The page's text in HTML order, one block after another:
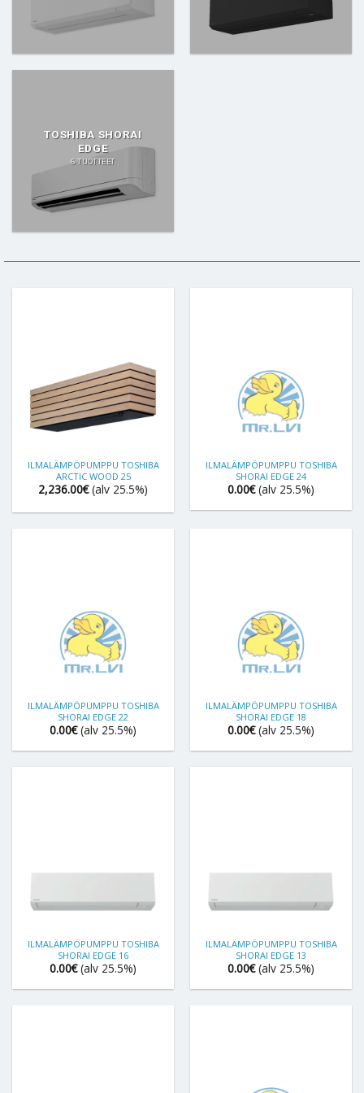
TOSHIBA SHORAI
EDGE
6 TUOTTEET
ILMALÄMPÖPUMPPU TOSHIBA
ARCTIC WOOD 25
2,236.00€ (alv 25.5%)
ILMALÄMPÖPUMPPU TOSHIBA
SHORAI EDGE 24
0.00€ (alv 25.5%)
ILMALÄMPÖPUMPPU TOSHIBA
SHORAI EDGE 22
0.00€ (alv 25.5%)
ILMALÄMPÖPUMPPU TOSHIBA
SHORAI EDGE 18
0.00€ (alv 25.5%)
ILMALÄMPÖPUMPPU TOSHIBA
SHORAI EDGE 16
0.00€ (alv 25.5%)
ILMALÄMPÖPUMPPU TOSHIBA
SHORAI EDGE 13
0.00€ (alv 25.5%)